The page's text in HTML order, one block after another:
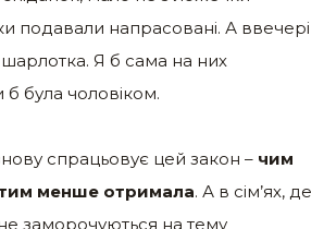
подавали напрасовані. А ввечері
шарлотка. Я б сама на них
була чоловіком.
спрацьовує цей закон – чим
тим менше отримала. А в сім’ях, де
заморочуються на тему